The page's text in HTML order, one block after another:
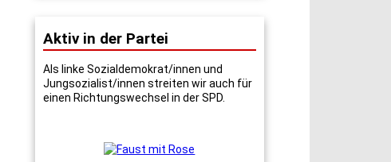
Aktiv in der Partei
Als linke Sozialdemokrat/innen und
Jungsozialist/innen streiten wir auch für
einen Richtungswechsel in der SPD.